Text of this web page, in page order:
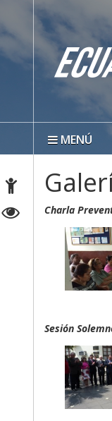
MENÚ
Charla
Sesión